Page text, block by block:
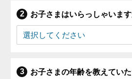
お子さまはいらっしゃいます
お子さまの年齢を教えてい